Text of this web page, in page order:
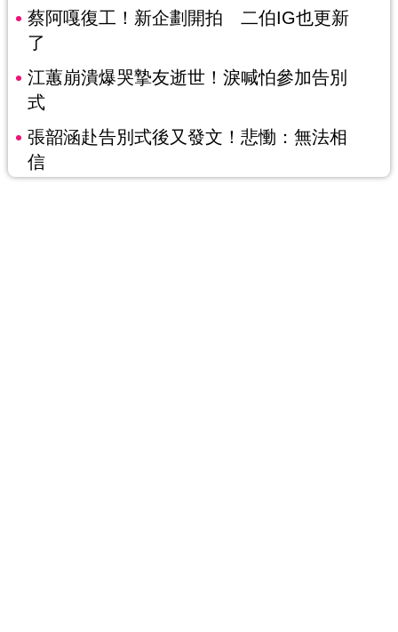
蔡阿嘎復工！新企劃開拍 二伯IG也更新
了
江蕙崩潰爆哭摯友逝世！淚喊怕參加告別
式
張韶涵赴告別式後又發文！悲慟：無法相
信